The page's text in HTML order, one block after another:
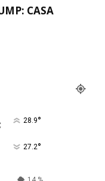
CASA
28.9°
27.2°